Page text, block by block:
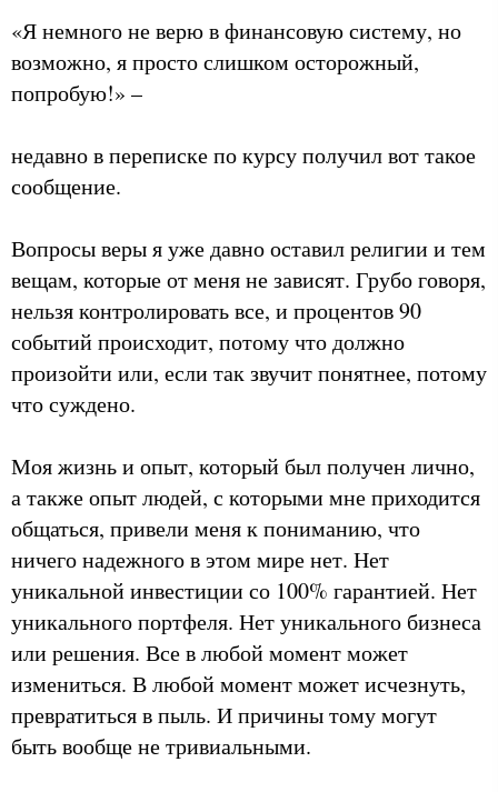
«Я немного не верю в финансовую систему, но
возможно, я просто слишком осторожный,
попробую!» –
недавно в переписке по курсу получил вот такое
сообщение.
Вопросы веры я уже давно оставил религии и тем
вещам, которые от меня не зависят. Грубо говоря,
нельзя контролировать все, и процентов 90
событий происходит, потому что должно
произойти или, если так звучит понятнее, потому
что суждено.
Моя жизнь и опыт, который был получен лично,
а также опыт людей, с которыми мне приходится
общаться, привели меня к пониманию, что
ничего надежного в этом мире нет. Нет
уникальной инвестиции со 100% гарантией. Нет
уникального портфеля. Нет уникального бизнеса
или решения. Все в любой момент может
измениться. В любой момент может исчезнуть,
превратиться в пыль. И причины тому могут
быть вообще не тривиальными.